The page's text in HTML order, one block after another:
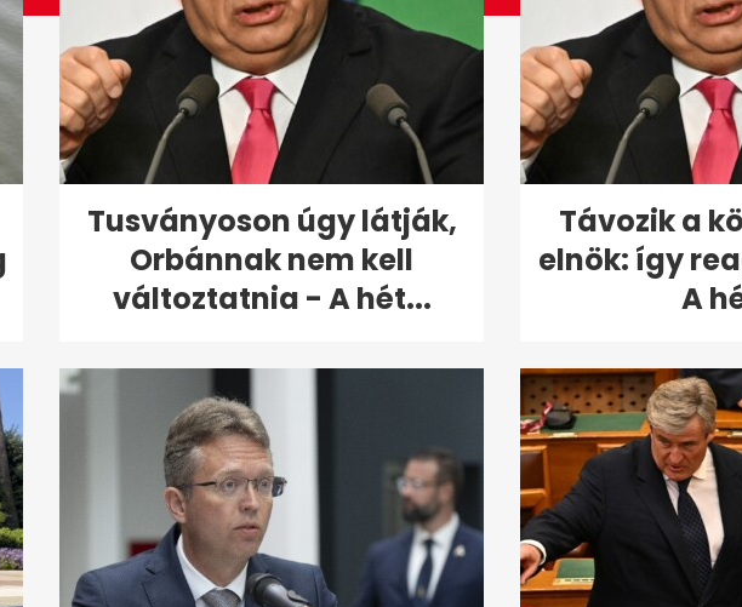
Tusványoson úgy látják,
Orbánnak nem kell
változtatnia - A hét...
Távozik a
elnök: így
A